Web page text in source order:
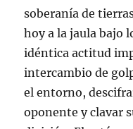
soberanía de
hoy a la jaula bajo
idéntica actitud
intercambio de
el entorno,
oponente y clavar